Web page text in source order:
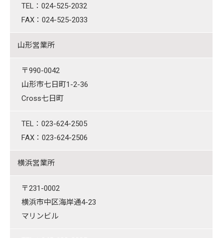
TEL：024-525-2032
FAX：024-525-2033
山形営業所
〒990-0042
山形市七日町1-2-36
Cross七日町
TEL：023-624-2505
FAX：023-624-2506
横浜営業所
〒231-0002
横浜市中区海岸通4-23
マリンビル